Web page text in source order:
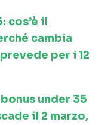
cos’è il
cambia
per i 12
under 35
il 2 marzo,